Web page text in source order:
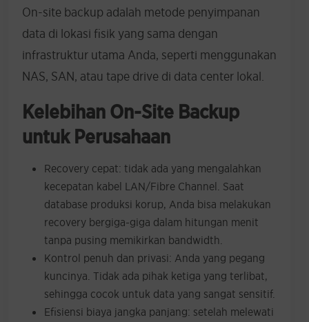
On-site backup adalah metode penyimpanan
data di lokasi fisik yang sama dengan
infrastruktur utama Anda, seperti menggunakan
NAS, SAN, atau tape drive di data center lokal.
Kelebihan On-Site Backup
untuk Perusahaan
Recovery cepat: tidak ada yang mengalahkan
kecepatan kabel LAN/Fibre Channel. Saat
database produksi korup, Anda bisa melakukan
recovery bergiga-giga dalam hitungan menit
tanpa pusing memikirkan bandwidth.
Kontrol penuh dan privasi: Anda yang pegang
kuncinya. Tidak ada pihak ketiga yang terlibat,
sehingga cocok untuk data yang sangat sensitif.
Efisiensi biaya jangka panjang: setelah melewati